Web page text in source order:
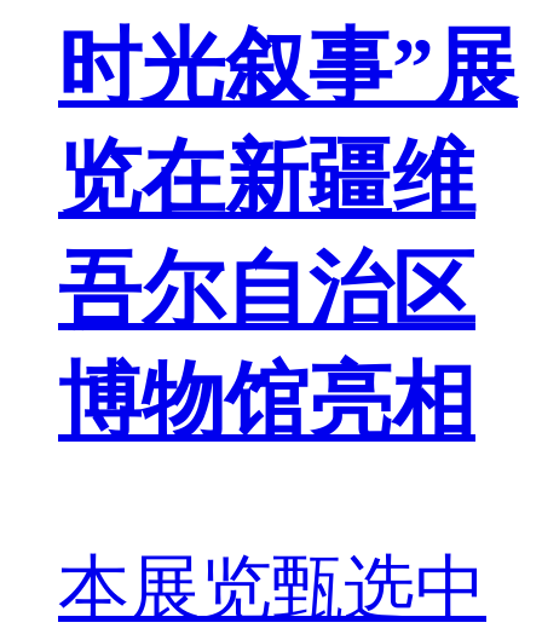
时光叙事”展
览在新疆维
吾尔自治区
博物馆亮相
本展览甄选中